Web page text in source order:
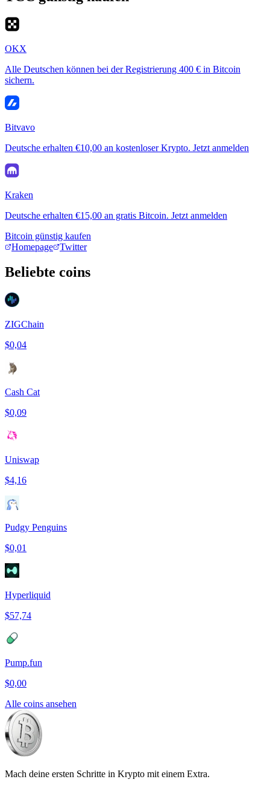
OKX
Alle Deutschen können bei der Registrierung 400 € in Bitcoin
sichern.
Bitvavo
Deutsche erhalten €10,00 an kostenloser Krypto. Jetzt anmelden
Kraken
Deutsche erhalten €15,00 an gratis Bitcoin. Jetzt anmelden
Bitcoin günstig kaufen
Homepage
Twitter
Beliebte coins
ZIGChain
$0,04
Cash Cat
$0,09
Uniswap
$4,16
Pudgy Penguins
$0,01
Hyperliquid
$57,74
Pump.fun
$0,00
Alle coins ansehen
Mach deine ersten Schritte in Krypto mit einem Extra.